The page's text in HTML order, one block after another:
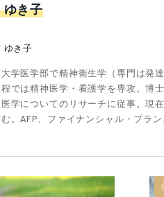
ゆき子
ゆき子
学医学部で精神衛生学（専門は発
では精神医学・看護学を専攻。博
学についてのリサーチに従事。現
。AFP、ファイナンシャル・プラ